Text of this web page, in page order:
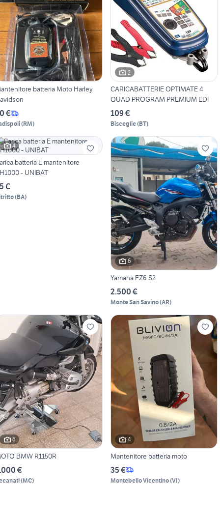
batteria Moto Harley
€
(RM)
2
CARICABATTERIE OPTIMATE 4
QUAD PROGRAM PREMIUM EDI
109 €
Bisceglie(BT)
4
batteria E mantenitore
- UNIBAT
€
(BA)
6
Yamaha FZ6 S2
2.500 €
Monte San Savino(AR)
6
BMW R1150R
€
(MC)
4
Mantenitore batteria moto
35 €
Montebello Vicentino(VI)